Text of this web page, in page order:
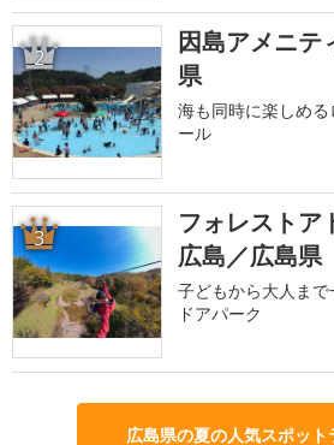
2
因島アメニテ
県
海も同時に楽しめ
ール
3
フォレストア
広島／広島県
子どもから大人ま
ドアパーク
広島県の夏の人気スポット